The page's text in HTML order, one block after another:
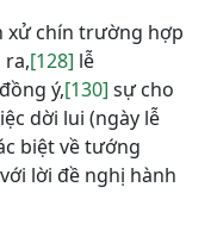
xử chín trường hợp
ra,[128] lễ
ý,[130] sự cho
dời lui (ngày lễ
biệt về tướng
lời đề nghị hành